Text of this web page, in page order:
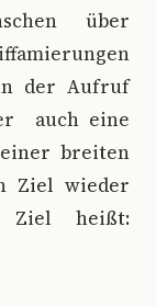
über
der Aufruf
auch eine
breiten
Ziel wieder
Ziel heißt: